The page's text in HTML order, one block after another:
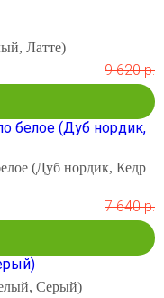
Латте)
9 620 р.
(Дуб нордик, Кедр
7 640 р.
Серый)